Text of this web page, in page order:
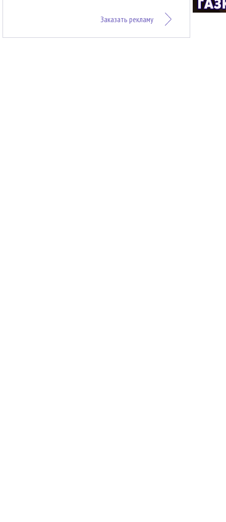
Заказать рекламу